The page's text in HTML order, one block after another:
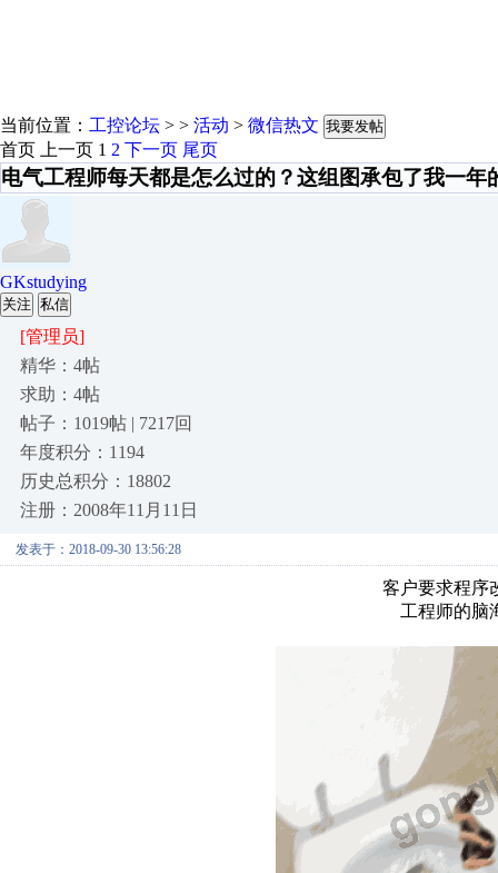
当前位置： 工控论坛 > > 活动 > 微信热文 我要发帖
首页 上一页 1 2 下一页 尾页
电气工程师每天都是怎么过的？这组图承包了我一
GKstudying
关注 私信
[管理员]
精华：4帖
求助：4帖
帖子：1019帖 | 7217回
年度积分：1194
历史总积分：18802
注册：2008年11月11日
发表于：2018-09-30 13:56:28
客户要求程序
工程师的